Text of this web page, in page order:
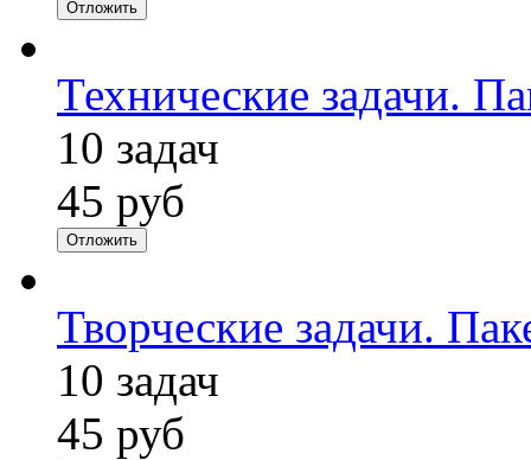
Отложить
Технические задачи.
10 задач
45 руб
Отложить
Творческие задачи.
10 задач
45 руб